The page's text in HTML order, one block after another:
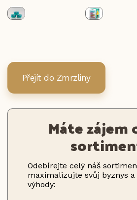
Přejít do Zmrzliny
Máte zájem
Odebírejte celý náš
maximalizujte svůj byznys a
výhody: